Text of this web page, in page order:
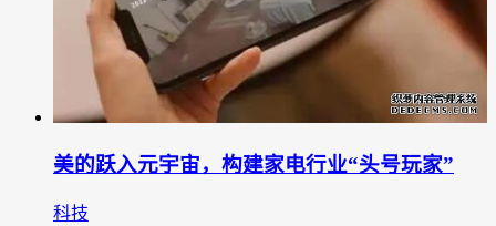
美的跃入元宇宙，构建家电行业“头号玩家”
科技